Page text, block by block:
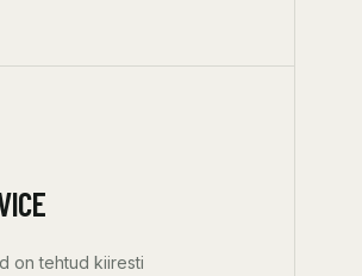
on tehtud kiiresti